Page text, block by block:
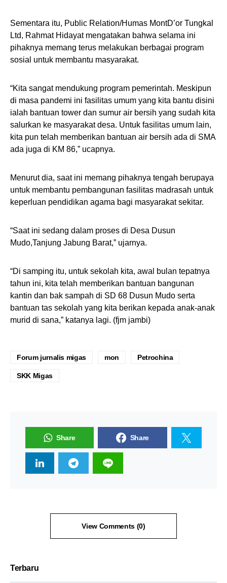
Sementara itu, Public Relation/Humas MontD’or Tungkal
Ltd, Rahmat Hidayat mengatakan bahwa selama ini
pihaknya memang terus melakukan berbagai program
sosial untuk membantu masyarakat.
“Kita sangat mendukung program pemerintah. Meskipun
di masa pandemi ini fasilitas umum yang kita bantu disini
ialah bantuan tower dan sumur air bersih yang sudah kita
salurkan ke masyarakat desa. Untuk fasilitas umum lain,
kita pun telah memberikan bantuan air bersih ada di SMA
ada juga di KM 86,” ucapnya.
Menurut dia, saat ini memang pihaknya tengah berupaya
untuk membantu pembangunan fasilitas madrasah untuk
keperluan pendidikan agama bagi masyarakat sekitar.
“Saat ini sedang dalam proses di Desa Dusun
Mudo,Tanjung Jabung Barat,” ujarnya.
“Di samping itu, untuk sekolah kita, awal bulan tepatnya
tahun ini, kita telah memberikan bantuan bangunan
kantin dan bak sampah di SD 68 Dusun Mudo serta
bantuan tas sekolah yang kita berikan kepada anak-anak
murid di sana,” katanya lagi. (fjm jambi)
Forum jurnalis migas mon Petrochina
SKK Migas
Share Share
View Comments (0)
Terbaru